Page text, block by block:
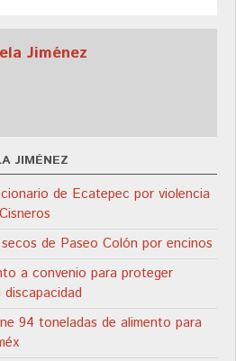
Jiménez
JIMÉNEZ
de Ecatepec por violencia
de Paseo Colón por encinos
a convenio para proteger
94 toneladas de alimento para